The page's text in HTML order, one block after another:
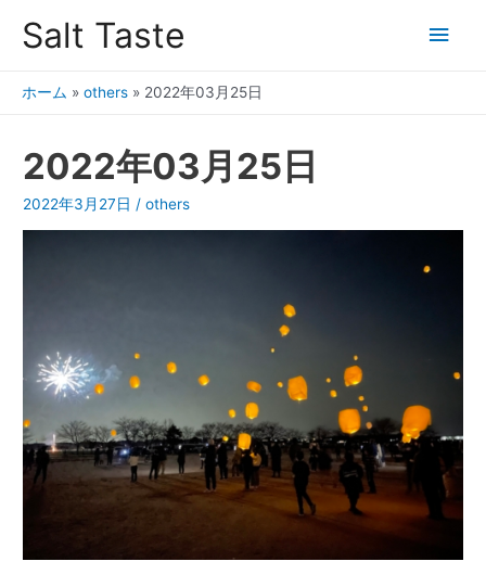
Salt Taste
ホーム » others » 2022年03月25日
2022年03月25日
2022年3月27日 /others